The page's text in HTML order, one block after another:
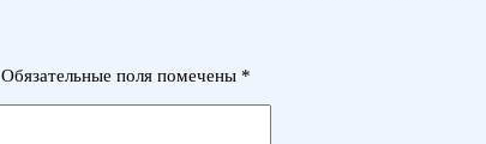
Обязательные поля помечены *